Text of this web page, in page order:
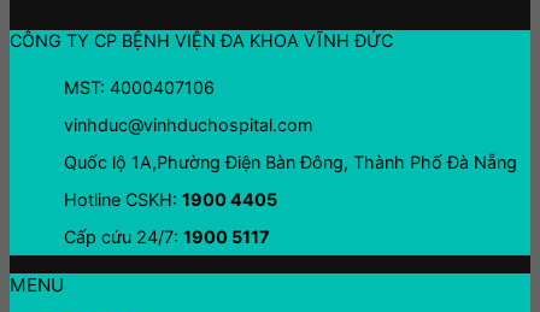
CÔNG TY CP BỆNH VIỆN ĐA KHOA VĨNH ĐỨC
MST: 4000407106
vinhduc@vinhduchospital.com
Quốc lộ 1A,Phường Điện Bàn Đông, Thành Phố Đà Nẵng
Hotline CSKH: 1900 4405
Cấp cứu 24/7: 1900 5117
MENU